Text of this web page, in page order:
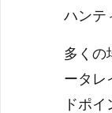
ハンテ
多くの
ータレ
ドポ